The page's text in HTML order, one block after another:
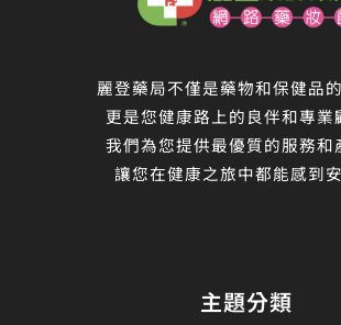
麗登藥局不僅是藥物和保健品
更是您健康路上的良伴和專業
我們為您提供最優質的服務和
讓您在健康之旅中都能感到
主題分類